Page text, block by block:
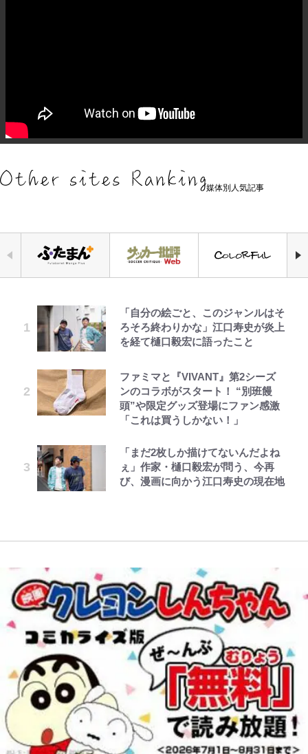
媒体別人気記事
「自分の絵ごと、このジャンルはそ
ろそろ終わりかな」江口寿史が炎上
を経て樋口毅宏に語ったこと
ファミマと『VIVANT』第2シーズ
ンのコラボがスタート！ “別班饅
頭”や限定グッズ登場にファン感激
「これは買うしかない！」
「まだ2枚しか描けてないんだよね
ぇ」作家・樋口毅宏が問う、今再
び、漫画に向かう江口寿史の現在地
｢めーっちゃオシャじゃん｣中田英
寿やトッティも愛した名門ローマ、
新アウェイユニが大評判！｢カッコ
買おうかな｣
｢守り方かっこよすぎ｣上田綺世が
妻の“ワンオペ騒動”に家族写真で
る“神対応”に新婚の板倉、久保、
長友夫妻も続々エール！
空の轍と大地の雲と 第1回
第3回 出版までの道のり・その2
著
公式-ヒロインが来る前に妊娠しま
した~詰んだはずの悪役令嬢です
が、どうやら違うようです~ 第1話
公式-ヒロインが来る前に妊娠しま
した~詰んだはずの悪役令嬢です
が、どうやら違うようです~ 第2話
(1)
公式-ヒロインが来る前に妊娠しま
した~詰んだはずの悪役令嬢です
が、どうやら違うようです~ 第2話
千葉雄大、ほっそりイケメン近影に
「顔パンパンだったのに」反響 視
聴者が想った激変の納得理由
GLAY・TERU＆PUFFY大貫亜美
の“共演”ショットに「夫婦で写っ
てるの尊い」 長女はもう23歳
増」130㎏ボディに驚きと心配 過
去の「めちゃ美人」写真も再び
錦織一清の写真集はなぜ私服なの
か…高級ブランドをやめ等身大の自
分を表現する現在「ちゃんとおじい
藤原紀香が23年間続けるボランテ
ィア活動の原動力は…「偽善者だ」
との声も跳ね返す“誰かの役に立ち
錦織一清が語る還暦からの新たな挑
戦…少年隊の分岐点と60代で挑む
でっかい男になりたいゾ
浅草は日本の心だゾ
荒々しい「火山帯」の一端にいるこ
とを体感！ 登頂約10分でも大迫力
「吾妻小富士」火口を1周する「1
ポ【福島県福島市】
青く美しい「幸せのブルービー」の
正体とは？ 身近な場所で見つける
る「季節の虫」の探し方 vol.21】
アユは「怒らせて掛ける」魚だっ